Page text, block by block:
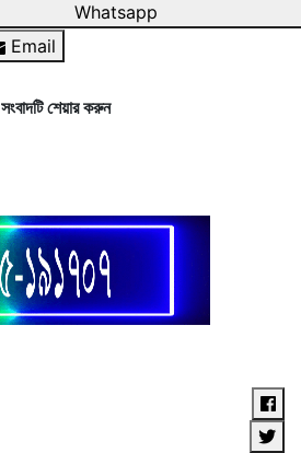
Whatsapp
Email
সংবাদটি শেয়ার করুন